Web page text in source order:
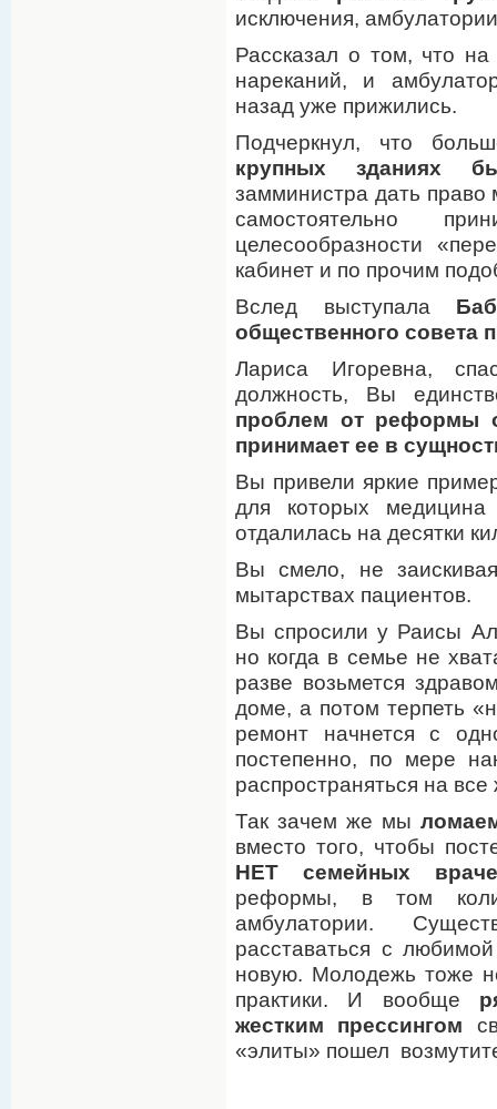
исключения,
Рассказал о том, что на
нареканий, и
назад уже прижились.
Подчеркнул, что
крупных зданиях
замминистра дать
самостоятельно
целесообразности
кабинет и по прочим
Вслед выступала
общественного совета
Лариса Игоревна,
должность, Вы
проблем от реформы
принимает ее в
Вы привели яркие
для которых
отдалилась на десятки
Вы смело, не
мытарствах пациентов.
Вы спросили у Раисы
но когда в семье не
разве возьмется
доме, а потом терпеть
ремонт начнется с
постепенно, по мере
распространяться на
Так зачем же мы
вместо того, чтобы
НЕТ семейных
реформы, в том
амбулатории.
расставаться с
новую. Молодежь тоже
практики. И вообще
жестким прессингом
«элиты» пошел